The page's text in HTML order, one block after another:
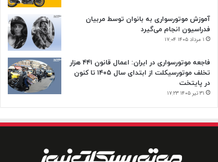
آموزش موتورسواری به بانوان توسط مربیان
فدراسیون انجام می‌گیرد
۱ مرداد ۱۴۰۵ ۱۷:۰۴
فاجعه موتورسواری در ایران: اعمال قانون ۴۴۱ هزار
تخلف موتورسیکلت از ابتدای سال ۱۴۰۵ تا کنون
در پایتخت
۳۱ تیر ۱۴۰۵ ۱۷:۲۳